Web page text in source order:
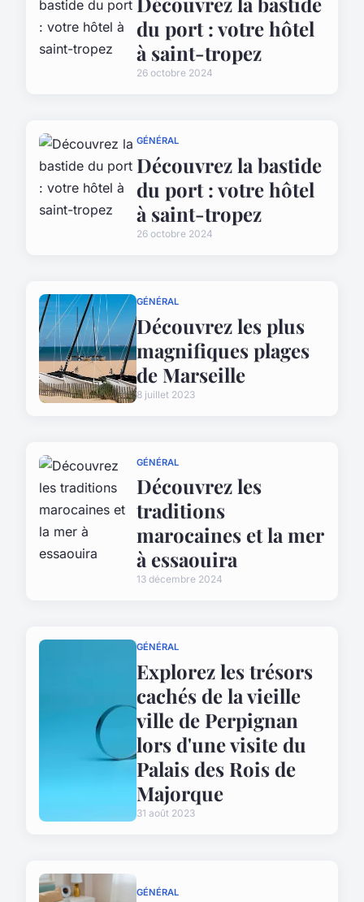
du port : votre hôtel
à saint-tropez
26 octobre 2024
GÉNÉRAL
Découvrez la bastide
du port : votre hôtel
à saint-tropez
26 octobre 2024
GÉNÉRAL
Découvrez les plus
magnifiques plages
de Marseille
8 juillet 2023
GÉNÉRAL
Découvrez les
traditions
marocaines et la mer
à essaouira
13 décembre 2024
GÉNÉRAL
Explorez les trésors
cachés de la vieille
ville de Perpignan
lors d'une visite du
Palais des Rois de
Majorque
31 août 2023
GÉNÉRAL